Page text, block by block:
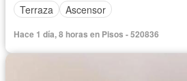
Terraza
Ascensor
Hace 1 día, 8 horas en Pisos - 520836